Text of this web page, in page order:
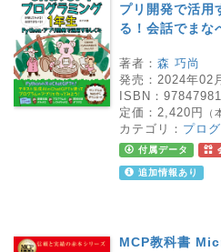
プリ開発で活用
る！会話でまな
著者： 森 巧尚
発売： 2024年02
ISBN：
定価： 2,420円 （
カテゴリ： プロ
付属データ
追加情報あり
MCP教科書